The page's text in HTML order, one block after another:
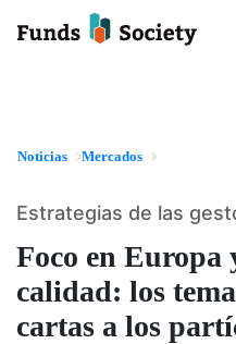
Noticias Mercados
Foco en Europa
calidad: los
cartas a los
Estrategias de las